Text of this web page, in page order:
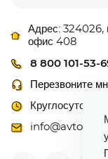
Адрес: 324026,
офис 408
8 800 101-53-
Перезвоните
Круглосуточно
info@avtovoz-